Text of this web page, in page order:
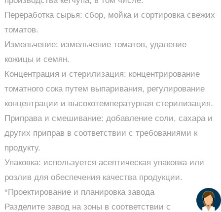
Переработка сырья: сбор, мойка и сортировка свежих
томатов.
Измельчение: измельчение томатов, удаление
кожицы и семян.
Концентрация и стерилизация: концентрирование
томатного сока путем выпаривания, регулирование
концентрации и высокотемпературная стерилизация.
Приправа и смешивание: добавление соли, сахара и
других приправ в соответствии с требованиями к
продукту.
Упаковка: используется асептическая упаковка или
розлив для обеспечения качества продукции.
*Проектирование и планировка завода
Разделите завод на зоны в соответствии с